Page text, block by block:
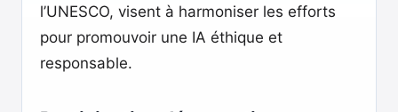
l’UNESCO, visent à harmoniser les efforts
pour promouvoir une IA éthique et
responsable.